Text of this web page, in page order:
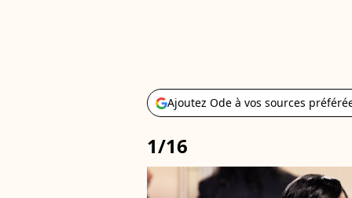
Ajoutez Ode à vos sources
1/16